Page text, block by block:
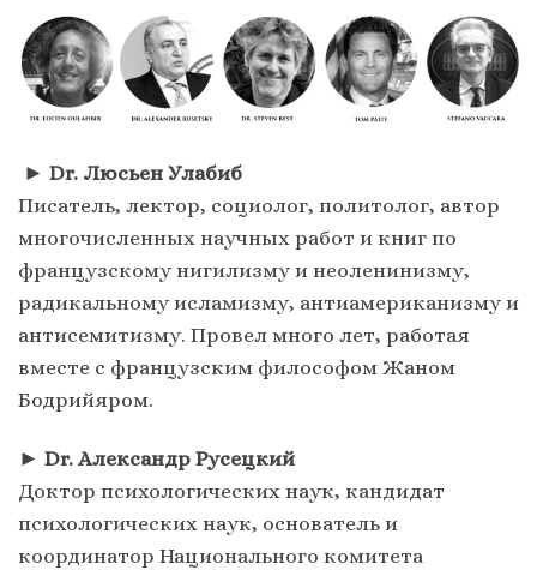
► Dr. Люсьен Улабиб
Писатель, лектор, социолог, политолог, автор
многочисленных научных работ и книг по
французскому нигилизму и неоленинизму,
радикальному исламизму, антиамериканизму и
антисемитизму. Провел много лет, работая
вместе с французским философом Жаном
Бодрийяром.
► Dr. Александр Русецкий
Доктор психологических наук, кандидат
психологических наук, основатель и
координатор Национального комитета